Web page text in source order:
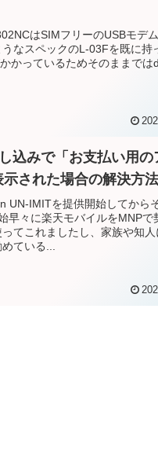
はSIMフリーのUSBモデ
なスペックのL-03Fを既に持
かっているためそのままでは
込みで「お支払い用の
された場合の解決方
UN-IMITを提供開始してから
早々に楽天モバイルをMNPで
てこれましたし、家族や知人
ている...